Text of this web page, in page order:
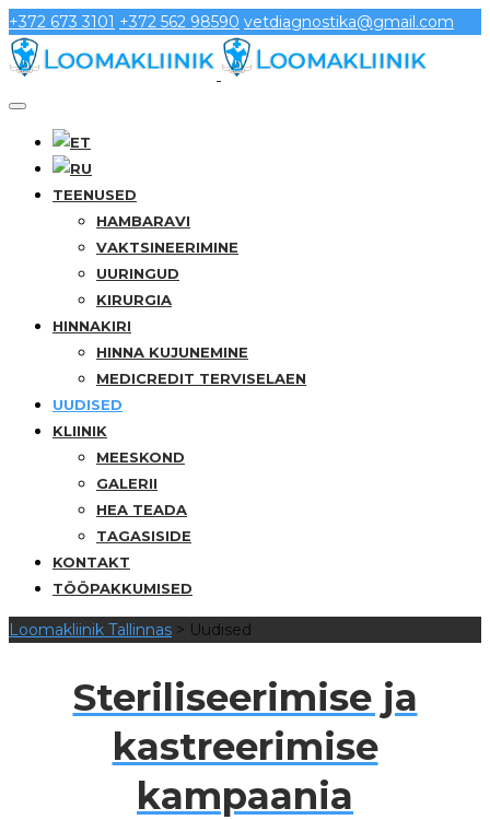
+372 673 3101 +372 562 98590 vetdiagnostika@gmail.com
TEENUSED
HAMBARAVI
VAKTSINEERIMINE
UURINGUD
KIRURGIA
HINNAKIRI
HINNA KUJUNEMINE
MEDICREDIT TERVISELAEN
UUDISED
KLIINIK
MEESKOND
GALERII
HEA TEADA
TAGASISIDE
KONTAKT
TÖÖPAKKUMISED
Loomakliinik Tallinnas > Uudised
Steriliseerimise ja
kastreerimise
kampaania